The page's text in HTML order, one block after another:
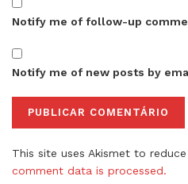
Notify me of follow-up
Notify me of new posts by
This site uses Akismet to
comment data is processed.